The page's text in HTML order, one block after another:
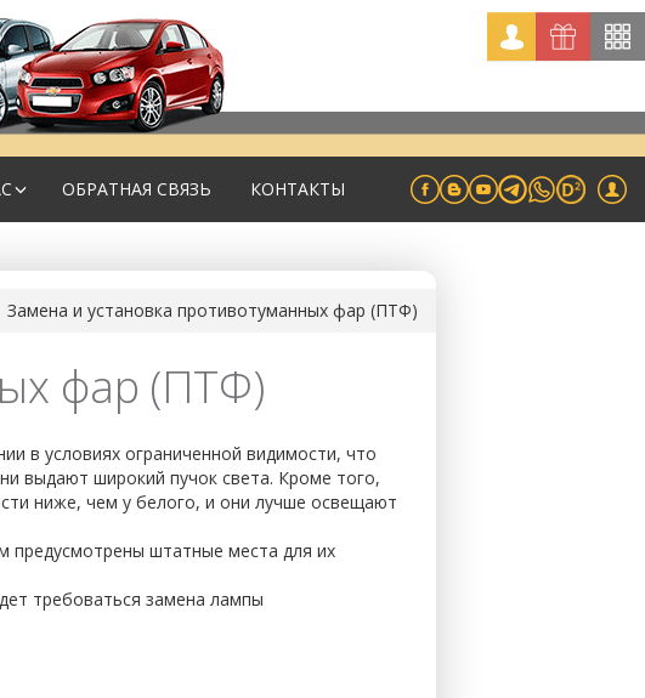
ОБРАТНАЯ СВЯЗЬ КОНТАКТЫ
Замена и установка противотуманных фар (ПТФ)
фар (ПТФ)
в условиях ограниченной видимости, что
выдают широкий пучок света. Кроме того,
ниже, чем у белого, и они лучше освещают
предусмотрены штатные места для их
требоваться замена лампы